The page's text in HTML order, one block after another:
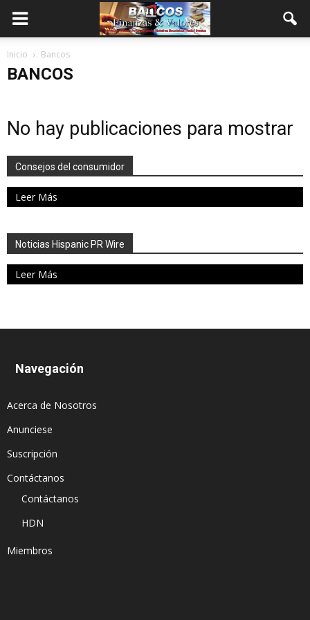
Inicio Bancos
BANCOS
No hay publicaciones para mostrar
Consejos del consumidor
Leer Más
Noticias Hispanic PR Wire
Leer Más
Navegación
Acerca de Nosotros
Anunciese
Suscripción
Contáctanos
Contáctanos
HDN
Miembros